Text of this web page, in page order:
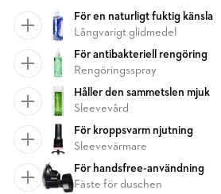
För en naturligt fuktig känsla
Långvarigt glidmedel
För antibakteriell rengöring
Rengöringsspray
Håller den sammetslen mjuk
Sleevevård
För kroppsvarm njutning
Sleevevärmare
För handsfree-användning
Fäste för duschen